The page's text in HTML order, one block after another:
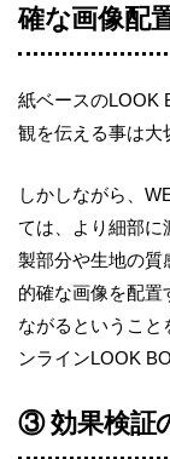
確な画像配
紙ベースのLOOK
観を伝える事は大
しかしながら、
ては、より細部に
製部分や生地の質
的確な画像を配置
ながるというこ
ンラインLOOK
③ 効果検証